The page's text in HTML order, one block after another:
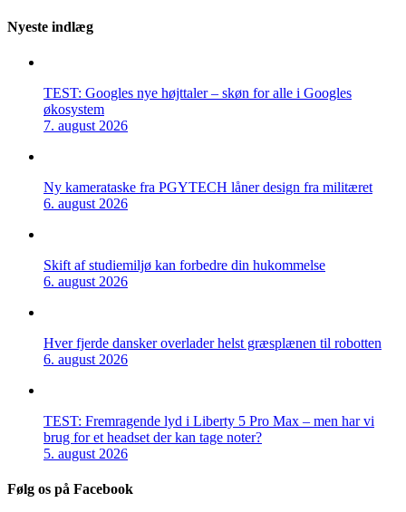
Nyeste indlæg
TEST: Googles nye højttaler – skøn for alle i Googles
økosystem
7. august 2026
Ny kamerataske fra PGYTECH låner design fra militæret
6. august 2026
Skift af studiemiljø kan forbedre din hukommelse
6. august 2026
Hver fjerde dansker overlader helst græsplænen til robotten
6. august 2026
TEST: Fremragende lyd i Liberty 5 Pro Max – men har vi
brug for et headset der kan tage noter?
5. august 2026
Følg os på Facebook